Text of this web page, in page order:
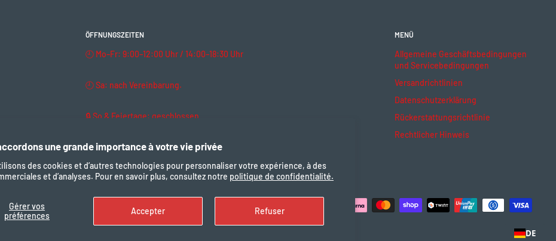
une grande importance à votre vie privée
des cookies et d’autres technologies pour personnaliser votre expérience, à des
et d’analyses. Pour en savoir plus, consultez notre politique de confidentialité.
Gérer vos
préférences
Accepter Refuser
ÖFFNUNGSZEITEN
🕘 Mo–Fr: 9:00–12:00 Uhr / 14:00–18:30 Uhr
🕘 Sa: nach Vereinbarung.
🔒 So & Feiertage: geschlossen
MENÜ
Allgemeine Geschäftsbedingungen
und Servicebedingungen
Versandrichtlinien
Datenschutzerklärung
Rückerstattungsrichtlinie
Rechtlicher Hinweis
DE